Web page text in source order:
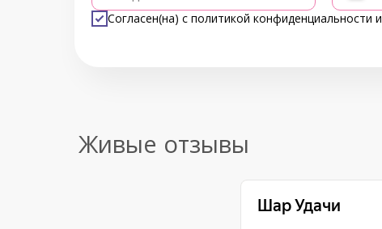
Согласен(на) с политикой конфиденциальности и
Живые отзывы